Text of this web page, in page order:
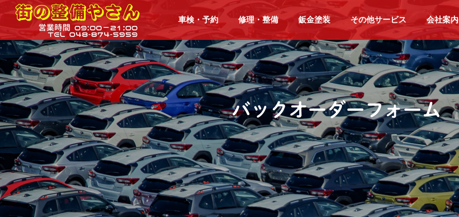
車検・予約 修理・整備 鈑金塗装 その他サービス 会社案内
バックオーダーフォーム